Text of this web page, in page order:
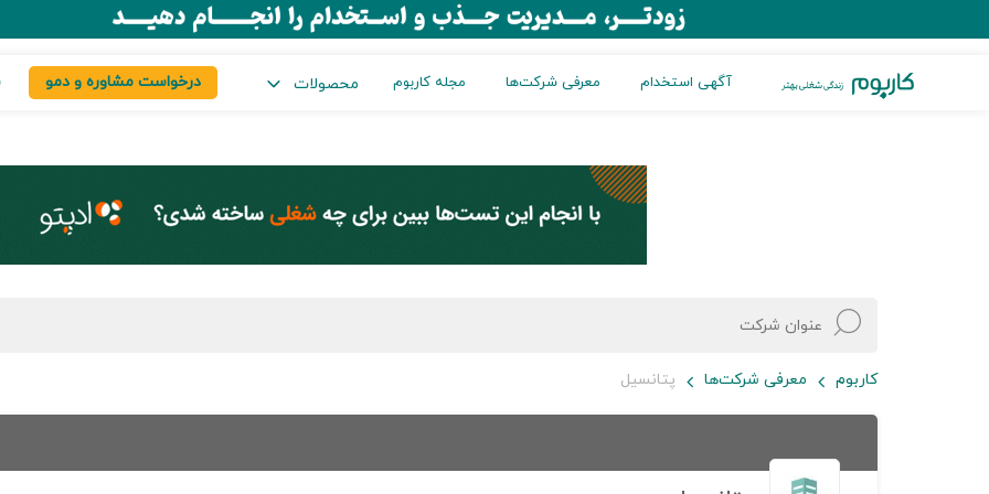
آگهی استخدام معرفی شرکت‌ها مجله کاربوم محصولات درخواست مشاوره و دمو
کاربوم معرفی شرکت‌ها پتانسیل